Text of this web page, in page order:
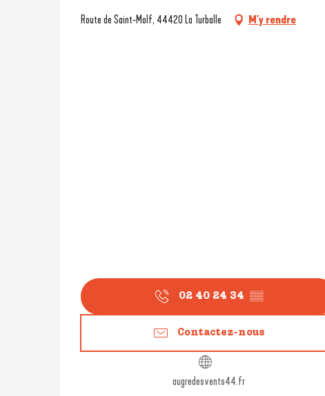
Route de Saint-Molf, 44420 La Turballe M'y rendre
02 40 24 34 ▒▒
Contactez-nous
augredesvents44.fr